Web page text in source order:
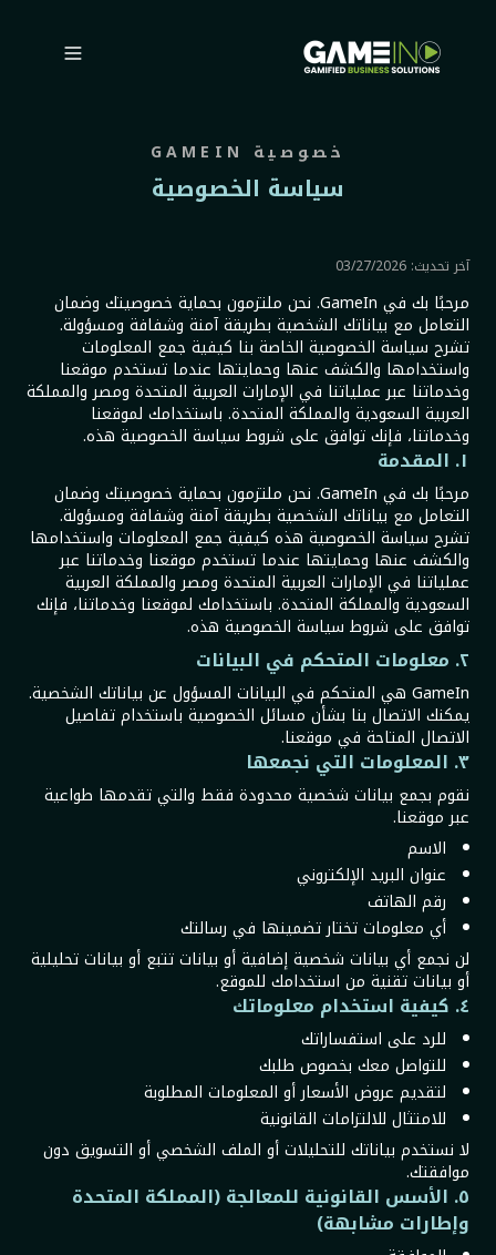
خصوصية GAMEIN
سياسة الخصوصية
آخر تحديث: 03/27/2026
مرحبًا بك في GameIn. نحن ملتزمون بحماية خصوصيتك وضمان
التعامل مع بياناتك الشخصية بطريقة آمنة وشفافة ومسؤولة.
تشرح سياسة الخصوصية الخاصة بنا كيفية جمع المعلومات
واستخدامها والكشف عنها وحمايتها عندما تستخدم موقعنا
وخدماتنا عبر عملياتنا في الإمارات العربية المتحدة ومصر والمملكة
العربية السعودية والمملكة المتحدة. باستخدامك لموقعنا
وخدماتنا، فإنك توافق على شروط سياسة الخصوصية هذه.
١. المقدمة
مرحبًا بك في GameIn. نحن ملتزمون بحماية خصوصيتك وضمان
التعامل مع بياناتك الشخصية بطريقة آمنة وشفافة ومسؤولة.
تشرح سياسة الخصوصية هذه كيفية جمع المعلومات واستخدامها
والكشف عنها وحمايتها عندما تستخدم موقعنا وخدماتنا عبر
عملياتنا في الإمارات العربية المتحدة ومصر والمملكة العربية
السعودية والمملكة المتحدة. باستخدامك لموقعنا وخدماتنا، فإنك
توافق على شروط سياسة الخصوصية هذه.
٢. معلومات المتحكم في البيانات
GameIn هي المتحكم في البيانات المسؤول عن بياناتك الشخصية.
يمكنك الاتصال بنا بشأن مسائل الخصوصية باستخدام تفاصيل
الاتصال المتاحة في موقعنا.
٣. المعلومات التي نجمعها
نقوم بجمع بيانات شخصية محدودة فقط والتي تقدمها طواعية
عبر موقعنا.
الاسم
عنوان البريد الإلكتروني
رقم الهاتف
أي معلومات تختار تضمينها في رسالتك
لن نجمع أي بيانات شخصية إضافية أو بيانات تتبع أو بيانات تحليلية
أو بيانات تقنية من استخدامك للموقع.
٤. كيفية استخدام معلوماتك
للرد على استفساراتك
للتواصل معك بخصوص طلبك
لتقديم عروض الأسعار أو المعلومات المطلوبة
للامتثال للالتزامات القانونية
لا نستخدم بياناتك للتحليلات أو الملف الشخصي أو التسويق دون
موافقتك.
٥. الأسس القانونية للمعالجة (المملكة المتحدة
وإطارات مشابهة)